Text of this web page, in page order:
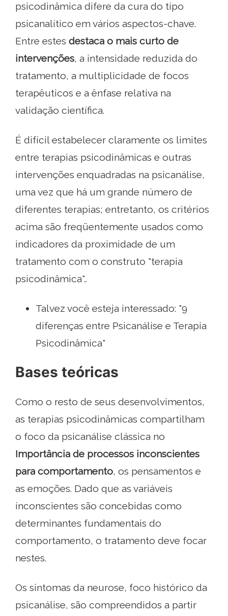
psicodinâmica difere da cura do tipo
psicanalítico em vários aspectos-chave.
Entre estes destaca o mais curto de
intervenções, a intensidade reduzida do
tratamento, a multiplicidade de focos
terapêuticos e a ênfase relativa na
validação científica.
É difícil estabelecer claramente os limites
entre terapias psicodinâmicas e outras
intervenções enquadradas na psicanálise,
uma vez que há um grande número de
diferentes terapias; entretanto, os critérios
acima são freqüentemente usados ​​como
indicadores da proximidade de um
tratamento com o construto "terapia
psicodinâmica"..
Talvez você esteja interessado: "9
diferenças entre Psicanálise e Terapia
Psicodinâmica"
Bases teóricas
Como o resto de seus desenvolvimentos,
as terapias psicodinâmicas compartilham
o foco da psicanálise clássica no
Importância de processos inconscientes
para comportamento, os pensamentos e
as emoções. Dado que as variáveis ​​
inconscientes são concebidas como
determinantes fundamentais do
comportamento, o tratamento deve focar
nestes.
Os sintomas da neurose, foco histórico da
psicanálise, são compreendidos a partir